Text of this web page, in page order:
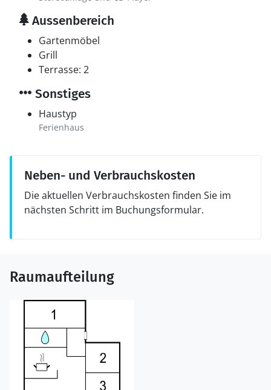
Aussenbereich
Gartenmöbel
Grill
Terrasse: 2
Sonstiges
Haustyp
Ferienhaus
Neben- und Verbrauchskosten
Die aktuellen Verbrauchskosten finden Sie im
nächsten Schritt im Buchungsformular.
Raumaufteilung